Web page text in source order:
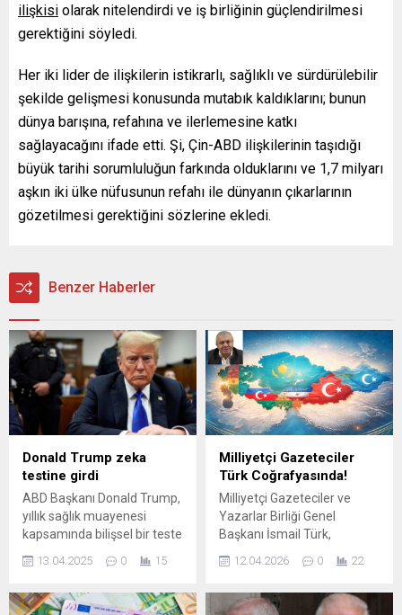
ilişkisi olarak nitelendirdi ve iş birliğinin güçlendirilmesi
gerektiğini söyledi.
Her iki lider de ilişkilerin istikrarlı, sağlıklı ve sürdürülebilir
şekilde gelişmesi konusunda mutabık kaldıklarını; bunun
dünya barışına, refahına ve ilerlemesine katkı
sağlayacağını ifade etti. Şi, Çin-ABD ilişkilerinin taşıdığı
büyük tarihi sorumluluğun farkında olduklarını ve 1,7 milyarı
aşkın iki ülke nüfusunun refahı ile dünyanın çıkarlarının
gözetilmesi gerektiğini sözlerine ekledi.
Benzer Haberler
Donald Trump zeka
testine girdi
ABD Başkanı Donald Trump,
yıllık sağlık muayenesi
kapsamında bilişsel bir teste
girdiğini söyledi. Trump,
teste ve sonuçlarına dair
13.04.2025 0 15
Milliyetçi Gazeteciler
Türk Coğrafyasında!
Milliyetçi Gazeteciler ve
Yazarlar Birliği Genel
Başkanı İsmail Türk,
Türkistan coğrafyasına
yönelik kapsamlı bir ziyaret
bölgeye giderek önemli
12.04.2026 0 22